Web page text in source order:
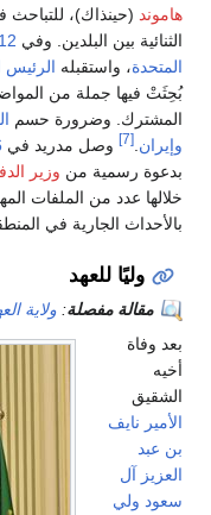
هاموند (حينذاك)،
الثنائية بين البلدين. وفي 12 ابريل
المتحدة، واستقبله الرئيس
بُحِثَتْ فيها جملة من
المشترك. وضرورة حسم
وإيران [7] وصل مدريد في
بدعوة رسمية من وزير
خلالها عدد من الملفات
بالأحداث الجارية في
وليًا للعهد
مقالة مفصلة: ولاية
بعد وفاة
أخيه
الشقيق
الأمير نايف
بن عبد
العزيز آل
سعود ولي